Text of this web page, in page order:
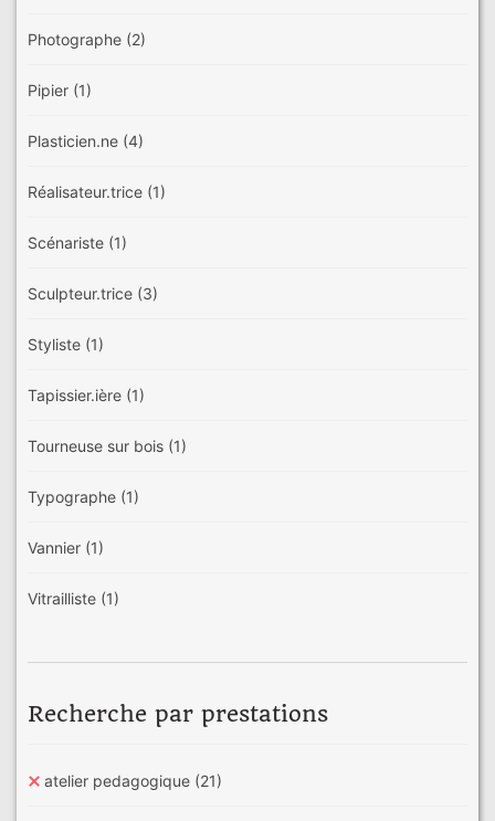
Photographe (2)
Pipier (1)
Plasticien.ne (4)
Réalisateur.trice (1)
Scénariste (1)
Sculpteur.trice (3)
Styliste (1)
Tapissier.ière (1)
Tourneuse sur bois (1)
Typographe (1)
Vannier (1)
Vitrailliste (1)
Recherche par prestations
atelier pedagogique (21)